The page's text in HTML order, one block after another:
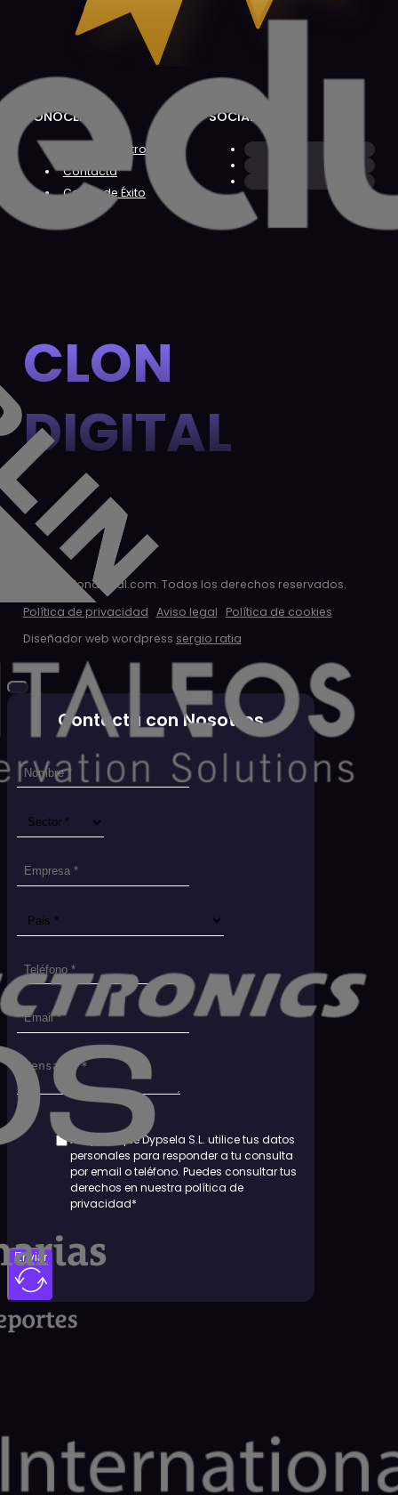
CONÓCENOS
Sobre Nosotros
Contacta
Casos de Éxito
SOCIAL
CLON
DIGITAL
© 2026 clondigital.com. Todos los derechos reservados.
Política de privacidad Aviso legal
Política de cookies
Diseñador web wordpress sergio ratia
Contacta con Nosotros
Aceptas que Dypsela S.L. utilice tus datos
personales para responder a tu consulta
por email o teléfono. Puedes consultar tus
derechos en nuestra política de
privacidad*
Enviar